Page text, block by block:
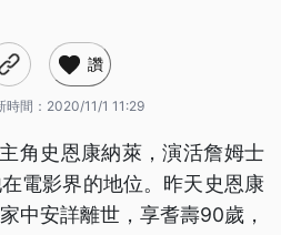
讚
時間： 2020/11/1 11:29
角史恩康納萊，演活詹姆士
電影界的地位。昨天史恩康
中安詳離世，享耆壽90歲，